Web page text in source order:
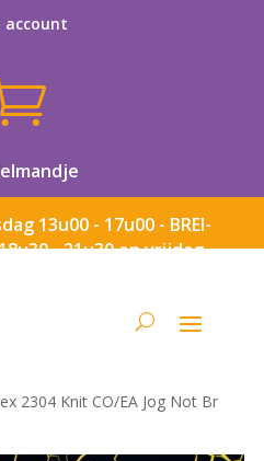
account
13u00 - 17u00 - BREI-
- 21u30 en vrijdag
2304 Knit CO/EA Jog Not Br